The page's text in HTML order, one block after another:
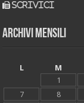
scrivici
Archivi mensili
L
M
1
7
8